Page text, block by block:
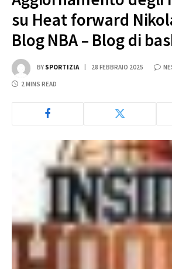
su Heat forward
Blog NBA – Blog di
BY SPORTIZIA 28 FEBBRAIO 2025
2 MINS READ